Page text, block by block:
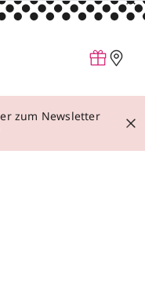
zum Newsletter